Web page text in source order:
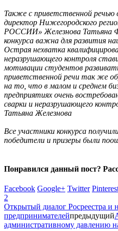
Также с приветственной речью
директор Нижегородского
РОССИИ» Железнова Татьяна
конкурса важна для развития
Острая нехватка
неразрушающего контроля
мотивации студентов
приветственной речи так же
на то, что в малом и среднем
предприятиях очень
сварки и неразрушающего
Татьяна Железнова
Все участники конкурса
победители и призеры были
Понравился данный пост?
Facebook Google+ Twitter
2
Открытый диалог Росреестра и
предпринимателейпредыдущий
административному давлению